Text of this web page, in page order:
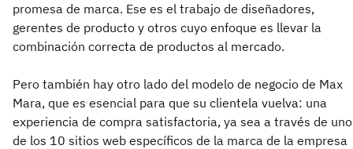
promesa de marca. Ese es el trabajo de diseñadores,
gerentes de producto y otros cuyo enfoque es llevar la
combinación correcta de productos al mercado.
Pero también hay otro lado del modelo de negocio de Max
Mara, que es esencial para que su clientela vuelva: una
experiencia de compra satisfactoria, ya sea a través de uno
de los 10 sitios web específicos de la marca de la empresa